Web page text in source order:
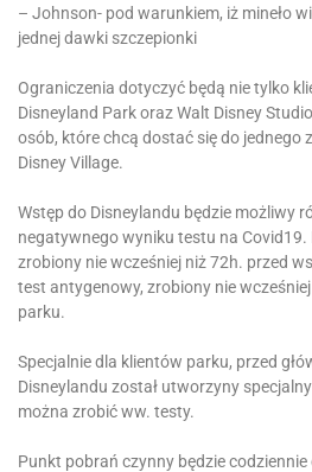
– Johnson- pod warunkiem, iż mineło
jednej dawki szczepionki
Ograniczenia dotyczyć będą nie tylko
Disneyland Park oraz Walt Disney
osób, które chcą dostać się do jednego
Disney Village.
Wstęp do Disneylandu będzie możliwy
negatywnego wyniku testu na Covid19.
zrobiony nie wcześniej niż 72h. przed
test antygenowy, zrobiony nie
parku.
Specjalnie dla klientów parku, przed
Disneylandu został utworzyny
można zrobić ww. testy.
Punkt pobrań czynny będzie